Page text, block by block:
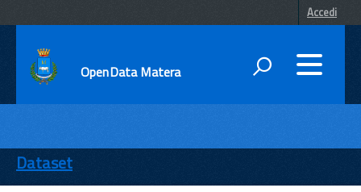
Accedi
OpenData Matera
ENTI
TEMI
Dataset